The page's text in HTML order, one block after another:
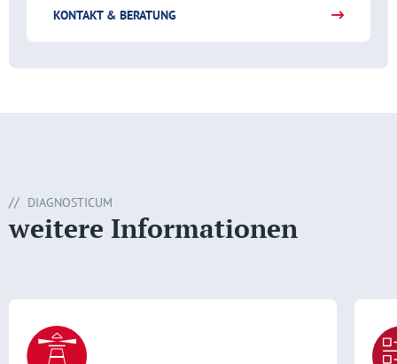
KONTAKT & BERATUNG
DIAGNOSTICUM
weitere Informationen